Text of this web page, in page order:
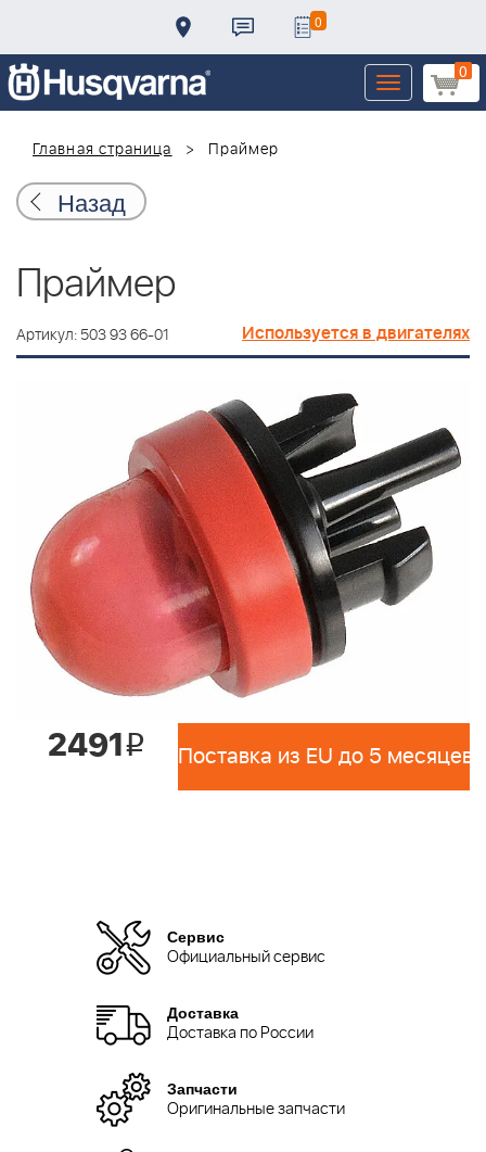
0
0
Toggle
navigation
Главная страница
Праймер
Назад
Праймер
Артикул: 503 93 66-01 Используется в двигателях
2491i Поставка из EU до 5 месяцев
Сервис
Официальный сервис
Доставка
Доставка по России
Запчасти
Оригинальные запчасти